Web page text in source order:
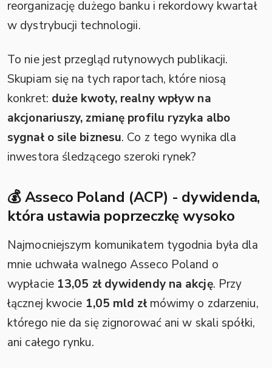
reorganizację dużego banku i rekordowy kwartał
w dystrybucji technologii.
To nie jest przegląd rutynowych publikacji.
Skupiam się na tych raportach, które niosą
konkret: duże kwoty, realny wpływ na
akcjonariuszy, zmianę profilu ryzyka albo
sygnał o sile biznesu. Co z tego wynika dla
inwestora śledzącego szeroki rynek?
💰 Asseco Poland (ACP) - dywidenda,
która ustawia poprzeczkę wysoko
Najmocniejszym komunikatem tygodnia była dla
mnie uchwała walnego Asseco Poland o
wypłacie 13,05 zł dywidendy na akcję. Przy
łącznej kwocie 1,05 mld złmówimy o zdarzeniu,
którego nie da się zignorować ani w skali spółki,
ani całego rynku.